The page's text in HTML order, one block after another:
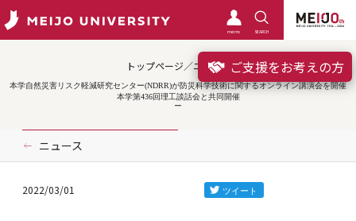
meimo SEARCH
ご支援をお考えの方
トップページ／ニュース
本学自然災害リスク軽減研究センター(NDRR)が防災科学技術に関するオンライン講演会を開催
本学第436回理工談話会と共同開催
ニュース
2022/03/01